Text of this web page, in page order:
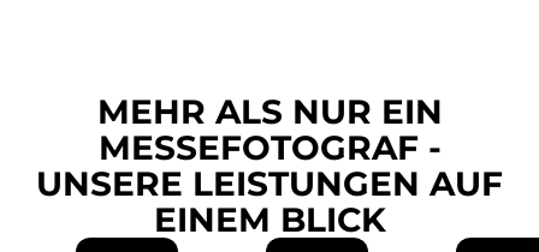
MEHR ALS NUR EIN
MESSEFOTOGRAF -
UNSERE LEISTUNGEN AUF
EINEM BLICK